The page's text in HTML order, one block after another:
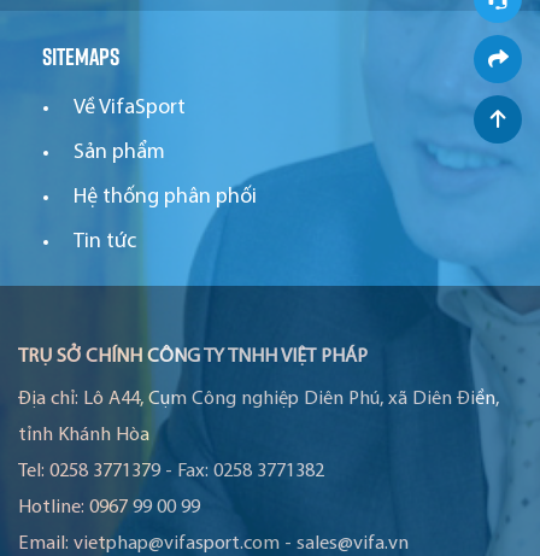
Sitemaps
Về VifaSport
Sản phẩm
Hệ thống phân phối
Tin tức
TRỤ SỞ CHÍNH CÔNG TY TNHH VIỆT PHÁP
Địa chỉ: Lô A44, Cụm Công nghiệp Diên Phú, xã Diên Điền,
tỉnh Khánh Hòa
Tel: 0258 3771379 - Fax: 0258 3771382
Hotline: 0967 99 00 99
Email: vietphap@vifasport.com - sales@vifa.vn